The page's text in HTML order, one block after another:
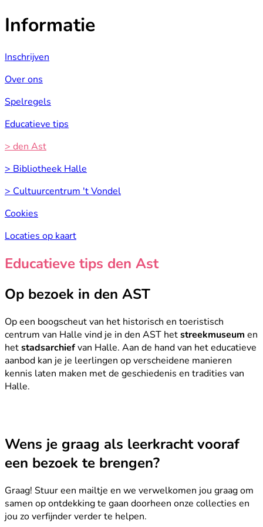
Informatie
Inschrijven
Over ons
Spelregels
Educatieve tips
> den Ast
> Bibliotheek Halle
> Cultuurcentrum 't Vondel
Cookies
Locaties op kaart
Educatieve tips den Ast
Op bezoek in den AST
Op een boogscheut van het historisch en toeristisch
centrum van Halle vind je in den AST hetstreekmuseum en
hetstadsarchiefvan Halle. Aan de hand van het educatieve
aanbod kan je je leerlingen op verscheidene manieren
kennis laten maken met de geschiedenis en tradities van
Halle.
Wens je graag als leerkracht vooraf
een bezoek te brengen?
Graag! Stuur een mailtje en we verwelkomen jou graag om
samen op ontdekking te gaan doorheen onze collecties en
jou zo verfijnder verder te helpen.